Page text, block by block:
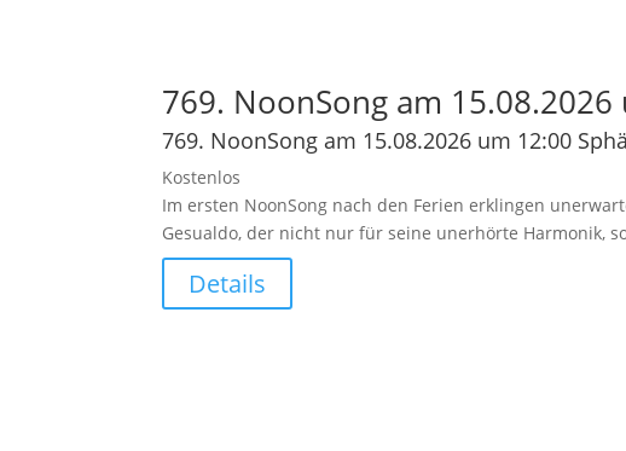
769. NoonSong am
769. NoonSong am 15.08.2026 um 12:00
Kostenlos
Im ersten NoonSong nach den Ferien erklingen
Gesualdo, der nicht nur für seine unerhörte Harmonik,
Details